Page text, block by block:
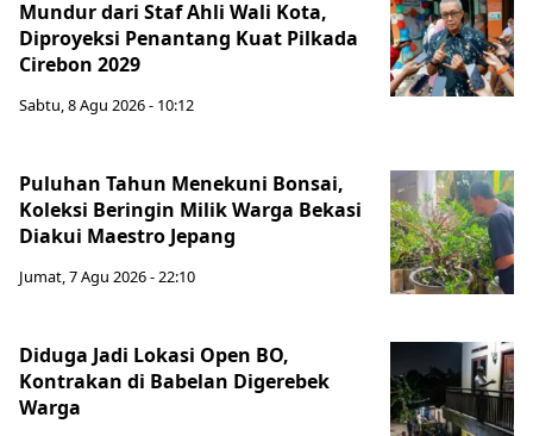
Mundur dari Staf Ahli Wali Kota,
Diproyeksi Penantang Kuat Pilkada
Cirebon 2029
Sabtu, 8 Agu 2026 - 10:12
Puluhan Tahun Menekuni Bonsai,
Koleksi Beringin Milik Warga Bekasi
Diakui Maestro Jepang
Jumat, 7 Agu 2026 - 22:10
Diduga Jadi Lokasi Open BO,
Kontrakan di Babelan Digerebek
Warga